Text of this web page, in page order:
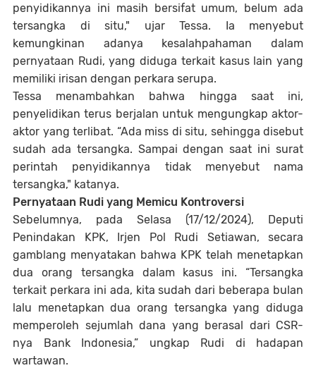
penyidikannya ini masih bersifat umum, belum ada
tersangka di situ," ujar Tessa. Ia menyebut
kemungkinan adanya kesalahpahaman dalam
pernyataan Rudi, yang diduga terkait kasus lain yang
memiliki irisan dengan perkara serupa.
Tessa menambahkan bahwa hingga saat ini,
penyelidikan terus berjalan untuk mengungkap aktor-
aktor yang terlibat. “Ada miss di situ, sehingga disebut
sudah ada tersangka. Sampai dengan saat ini surat
perintah penyidikannya tidak menyebut nama
tersangka," katanya.
Pernyataan Rudi yang Memicu Kontroversi
Sebelumnya, pada Selasa (17/12/2024), Deputi
Penindakan KPK, Irjen Pol Rudi Setiawan, secara
gamblang menyatakan bahwa KPK telah menetapkan
dua orang tersangka dalam kasus ini. “Tersangka
terkait perkara ini ada, kita sudah dari beberapa bulan
lalu menetapkan dua orang tersangka yang diduga
memperoleh sejumlah dana yang berasal dari CSR-
nya Bank Indonesia,” ungkap Rudi di hadapan
wartawan.